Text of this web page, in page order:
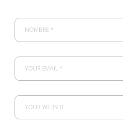
NOMBRE *
YOUR EMAIL *
YOUR WEBSITE